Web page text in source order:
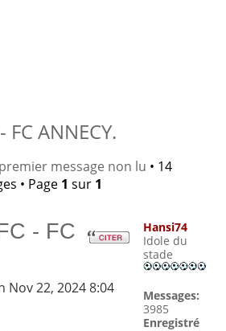
FC ANNECY.
message non lu • 14
• Page 1 sur 1
- FC
Nov 22, 2024 8:04
Hansi74
Idole du
stade
Messages:
3985
Enregistré